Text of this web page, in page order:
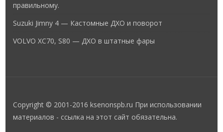
правильному.
Suzuki Jimny 4 — Кастомные ДХО и поворот
VOLVO XC70, S80 — ДХО в штатные фары
Copyright © 2001-2016 ksenonspb.ru При использовании
материалов - ссылка на этот сайт обязательна.